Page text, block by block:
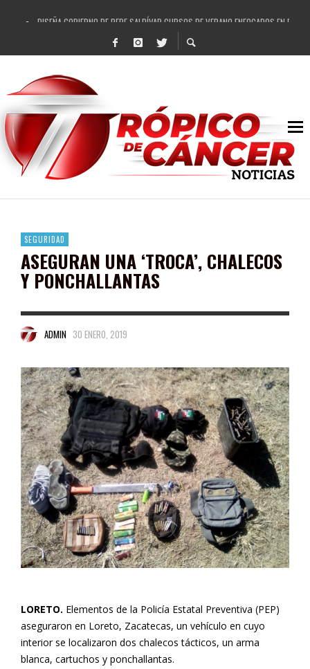
DISEÑA GOBIERNO DE PEPE SALDÍVAR CURSOS DE VERANO ENFOCADOS EN
REFRENDAN LOS 28 DELEGADOS Y 14 COMISARIADOS DE GUADALUPE APOYO A
FORTALECE GOBIERNO DE PEPE SALDÍVAR LA EDUCACIÓN EN LA ZACATECANA
GOBIERNO DE PEPE SALDÍVAR Y GRUPO FEMSA GENERAN MÁS DE 3 MIL EMPLEOS
CUARTA FERIA EXPO AGROPECUARIA TRAJO BENEFICIO DIRECTO A GUADALUPE:
RECONOCE PEPE SALDÍVAR A ARTISTA ZACATECANA VICTORIA HERNÁNDEZ
EGRESA GOBIERNO DE PEPE SALDÍVAR A 500 NUEVAS EMPRESARIAS
SON MUJERES GUADALUPENSES PRINCIPALES BENEFICIADAS DEL PROGRAMA
SEGURIDAD
ASEGURAN UNA ‘TROCA’, CHALECOS
Y PONCHALLANTAS
ADMIN 30 ENERO, 2019
LORETO. Elementos de la Policía Estatal Preventiva (PEP)
aseguraron en Loreto, Zacatecas, un vehículo en cuyo
interior se localizaron dos chalecos tácticos, un arma
blanca, cartuchos y ponchallantas.